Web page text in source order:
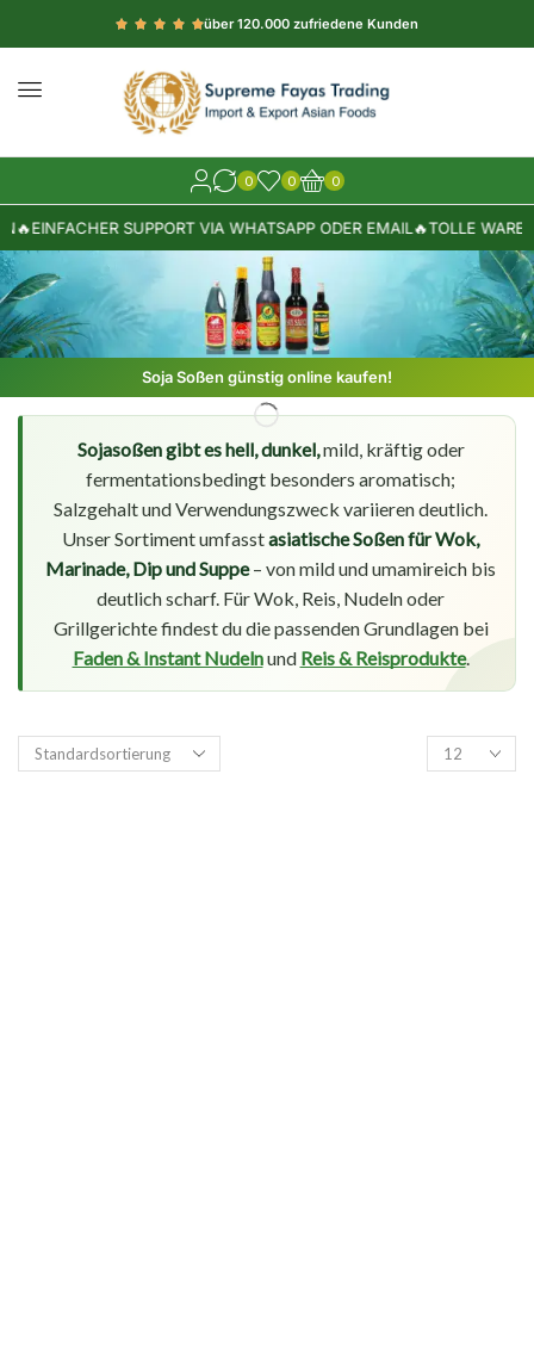
über 120.000 zufriedene Kunden
0 0 0
🔥EINFACHER SUPPORT VIA WHATSAPP ODER EMAIL🔥TOLLE WARE
Soja Soßen günstig online kaufen!
Sojasoßen gibt es hell, dunkel,mild, kräftig oder
fermentationsbedingt besonders aromatisch;
Salzgehalt und Verwendungszweck variieren deutlich.
Unser Sortiment umfasstasiatische Soßen für Wok,
Marinade, Dip und Suppe– von mild und umamireich bis
deutlich scharf. Für Wok, Reis, Nudeln oder
Grillgerichte findest du die passenden Grundlagen bei
Faden & Instant Nudelnund Reis & Reisprodukte.